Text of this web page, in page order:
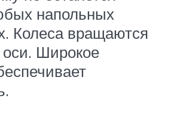
напольных
Колеса вращаются
оси. Широкое